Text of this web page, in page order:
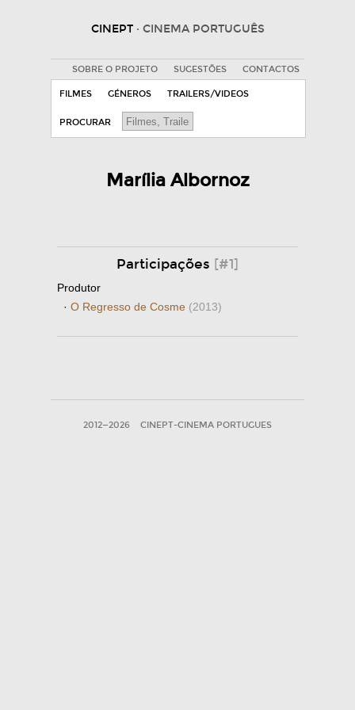
CINEPT · CINEMA PORTUGUÊS
SOBRE O PROJETO SUGESTÕES CONTACTOS
FILMES GÉNEROS TRAILERS/VIDEOS
PROCURAR
Marília Albornoz
Participações [#1]
Produtor
· O Regresso de Cosme (2013)
2012—2026 CINEPT-CINEMA PORTUGUES